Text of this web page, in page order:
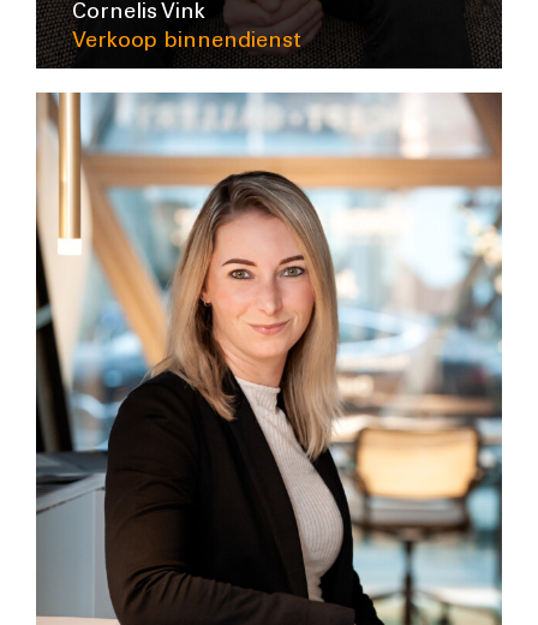
Cornelis Vink
Verkoop binnendienst
cvink@intra-lighting.nl
0345-623678